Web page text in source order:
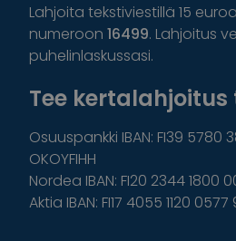
Lahjoita tekstiviestillä 15
numeroon 16499. Lahjoitus
puhelinlaskussasi.
Tee
Osuuspankki IBAN: FI39 5780
OKOYFIHH
Nordea IBAN: FI20 2344 1800
Aktia IBAN: FI17 4055 1120 0577